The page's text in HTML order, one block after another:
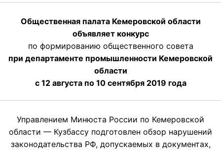
Общественная палата Кемеровской области
объявляет конкурс
по формированию общественного совета
при департаменте промышленности Кемеровской
области
с 12 августа по 10 сентября 2019 года
Управлением Минюста России по Кемеровской
области — Кузбассу подготовлен обзор нарушений
законодательства РФ, допускаемых в документах,